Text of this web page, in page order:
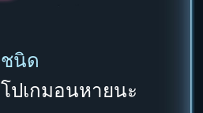
ชนิด
โปเกมอนหายนะ